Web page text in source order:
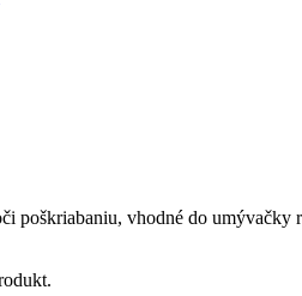
poškriabaniu, vhodné do